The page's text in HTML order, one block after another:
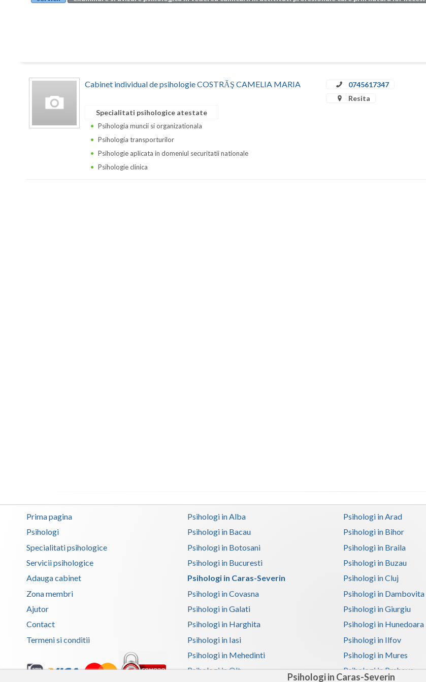
Psihologi in Caras-Severin
Cabinet individual de psihologie COSTRĂŞ CAMELIA MARIA
0745617347
Resita
Specialitati psihologice atestate
Psihologia muncii si organizationala
Psihologia transporturilor
Psihologie aplicata in domeniul securitatii nationale
Psihologie clinica
Prima pagina
Psihologi
Specialitati psihologice
Servicii psihologice
Adauga cabinet
Zona membri
Ajutor
Contact
Termeni si conditii
Psihologi in Alba Psihologi in Arad
Psihologi in Bacau
Psihologi in Bihor
Psihologi in Botosani
Psihologi in Braila
Psihologi in Bucuresti
Psihologi in Buzau
Psihologi in Caras-Severin
Psihologi in Cluj
Psihologi in Covasna
Psihologi in Dambovita
Psihologi in Galati
Psihologi in Giurgiu
Psihologi in Harghita
Psihologi in Hunedoara
Psihologi in Iasi
Psihologi in Ilfov
Psihologi in Mehedinti
Psihologi in Mures
Psihologi in Olt
Psihologi in Prahova